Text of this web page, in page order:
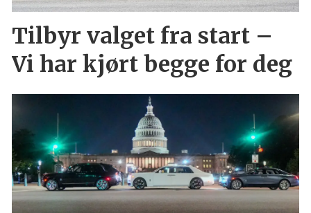
Tilbyr valget fra start –
Vi har kjørt begge for deg